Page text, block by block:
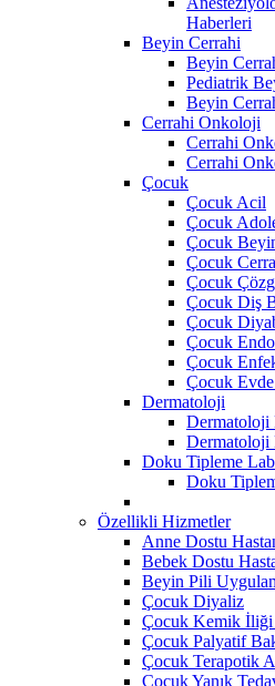
Haberleri
Beyin Cerrahi
Beyin
Pediatrik
Beyin
Cerrahi Onkoloji
Cerrahi
Cerrahi
Çocuk
Çocuk Acil
Çocuk
Çocuk
Çocuk
Çocuk
Çocuk Diş
Çocuk
Çocuk
Çocuk
Çocuk
Dermatoloji
Dermatoloji
Doku Tipleme
Doku
Özellikli Hizmetler
Anne Dostu
Bebek Dostu
Beyin Pili
Çocuk Diyaliz
Çocuk Kemik İliği
Çocuk Palyatif
Çocuk Terapotik
Çocuk Yanık